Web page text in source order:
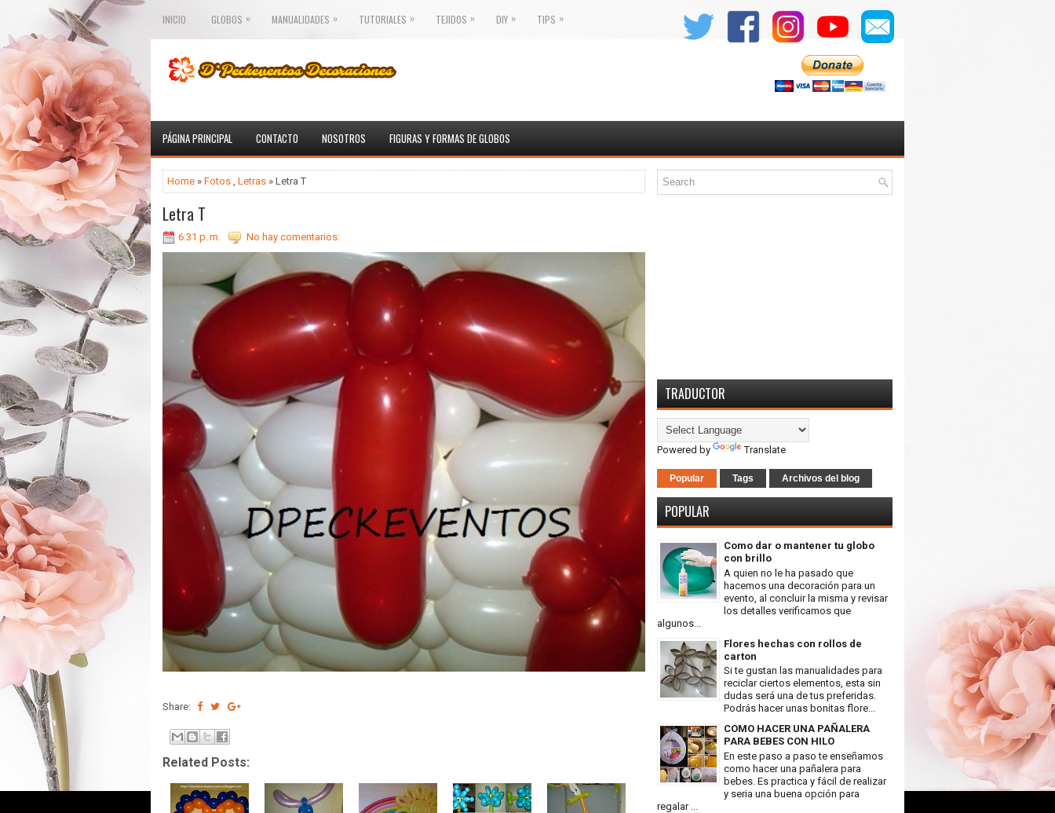
INICIO GLOBOS » MANUALIDADES » TUTORIALES » TEJIDOS » DIY » TIPS »
PÁGINA PRINCIPAL CONTACTO NOSOTROS FIGURAS Y FORMAS DE GLOBOS
Home » Fotos , Letras » Letra T
Letra T
6:31 p. m. No hay comentarios:
Share:
Related Posts:
TRADUCTOR
Powered by Translate
Popular Tags Archivos del blog
POPULAR
Como dar o mantener tu globo
con brillo
A quien no le ha pasado que
hacemos una decoración para un
evento, al concluir la misma y revisar
los detalles verificamos que
algunos...
Flores hechas con rollos de
carton
Si te gustan las manualidades para
reciclar ciertos elementos, esta sin
dudas será una de tus preferidas.
Podrás hacer unas bonitas flore...
COMO HACER UNA PAÑALERA
PARA BEBES CON HILO
En este paso a paso te enseñamos
como hacer una pañalera para
bebes. Es practica y fácil de realizar
y seria una buena opción para
regalar ...